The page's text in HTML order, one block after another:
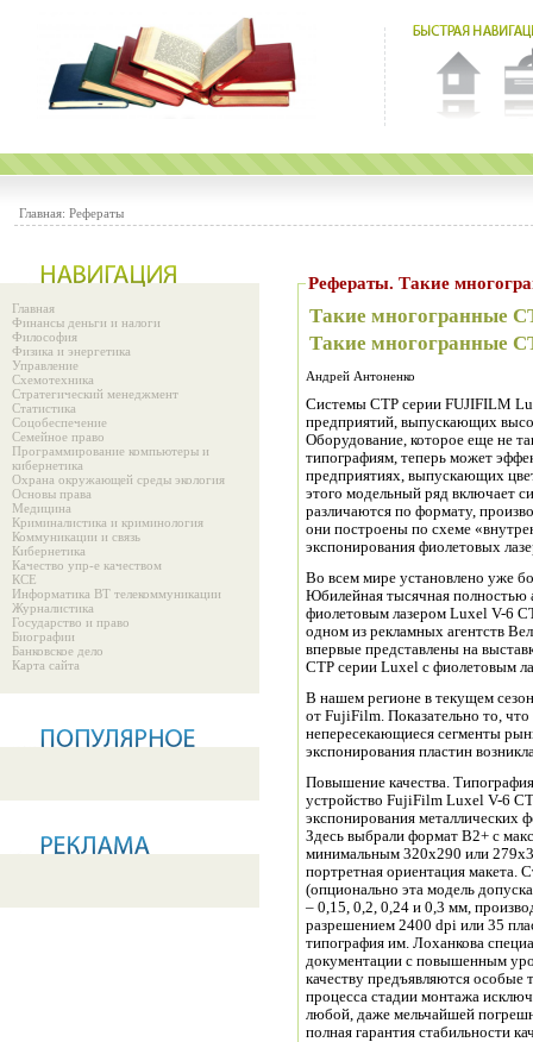
Главная: Рефераты
Главная
Финансы деньги и налоги
Философия
Физика и энергетика
Управление
Схемотехника
Стратегический менеджмент
Статистика
Соцобеспечение
Семейное право
Программирование компьютеры и
кибернетика
Охрана окружающей среды экология
Основы права
Медицина
Криминалистика и криминология
Коммуникации и связь
Кибернетика
Качество упр-е качеством
КСЕ
Информатика ВТ телекоммуникации
Журналистика
Государство и право
Биографии
Банковское дело
Карта сайта
Рефераты. Такие
Такие многогранные
Такие многогранные
Андрей Антоненко
Системы CТР серии FUJIFILM
предприятий, выпускающих
Оборудование, которое еще не
типографиям, теперь может
предприятиях, выпускающих
этого модельный ряд включает
различаются по формату,
они построены по схеме
экспонирования фиолетовых
Во всем мире установлено уже
Юбилейная тысячная полностью
фиолетовым лазером Luxel V-6
одном из рекламных агентств
впервые представлены на
CTP серии Luxel с фиолетовым
В нашем регионе в текущем
от FujiFilm. Показательно то,
непересекающиеся сегменты
экспонирования пластин
Повышение качества.
устройство FujiFilm Luxel V-6
экспонирования металлических
Здесь выбрали формат B2+ с
минимальным 320x290 или
портретная ориентация макета.
(опционально эта модель
– 0,15, 0,2, 0,24 и 0,3 мм,
разрешением 2400 dpi или 35
типография им. Лоханкова
документации с повышенным
качеству предъявляются особые
процесса стадии монтажа
любой, даже мельчайшей
полная гарантия стабильности